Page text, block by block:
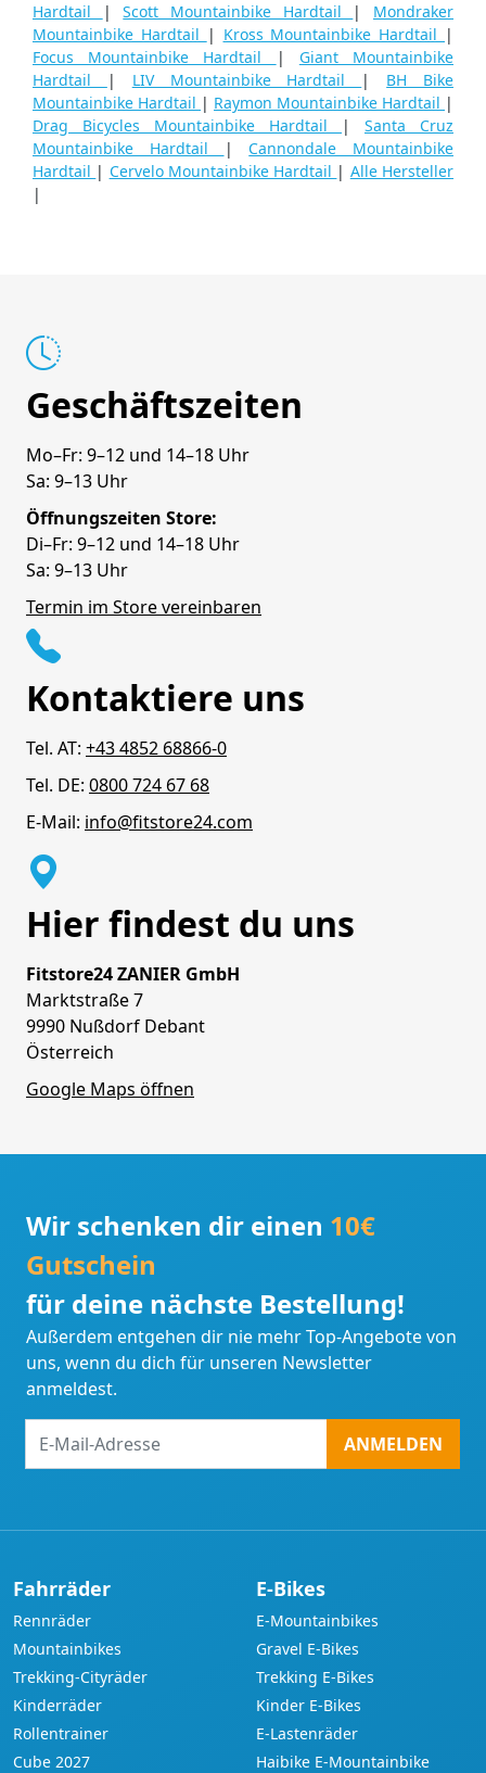
Hardtail
|Scott Mountainbike Hardtail | Mondraker
Mountainbike Hardtail | Kross Mountainbike Hardtail |
Focus Mountainbike Hardtail
| Giant Mountainbike
Hardtail
| LIV Mountainbike Hardtail | BH Bike
Mountainbike Hardtail | Raymon Mountainbike Hardtail |
Drag Bicycles Mountainbike Hardtail
| Santa Cruz
Mountainbike Hardtail
| Cannondale Mountainbike
Hardtail | Cervelo Mountainbike Hardtail | Alle Hersteller
|
Geschäftszeiten
Mo–Fr: 9–12 und 14–18 Uhr
Sa: 9–13 Uhr
Öffnungszeiten Store:
Di–Fr: 9–12 und 14–18 Uhr
Sa: 9–13 Uhr
Termin im Store vereinbaren
Kontaktiere uns
Tel. AT: +43 4852 68866-0
Tel. DE: 0800 724 67 68
E-Mail: info@fitstore24.com
Hier findest du uns
Fitstore24 ZANIER GmbH
Marktstraße 7
9990 Nußdorf Debant
Österreich
Google Maps öffnen
Wir schenken dir einen 10€
Gutschein
für deine nächste Bestellung!
Außerdem entgehen dir nie mehr Top-Angebote von
uns, wenn du dich für unseren Newsletter
anmeldest.
Mail-
ANMELDEN
Fahrräder
Rennräder
Mountainbikes
Trekking-Cityräder
Kinderräder
Rollentrainer
Cube 2027
E-Bikes
E-Mountainbikes
Gravel E-Bikes
Trekking E-Bikes
Kinder E-Bikes
E-Lastenräder
Haibike E-Mountainbike